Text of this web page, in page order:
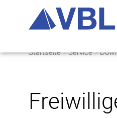
Startseite Service